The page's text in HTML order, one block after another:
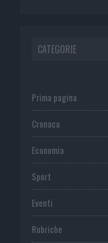
CATEGORIE
Prima pagina
Cronaca
Economia
Sport
Eventi
Rubriche